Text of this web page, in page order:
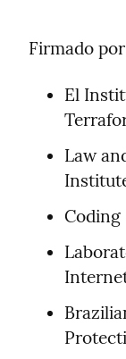
Firmado
El
Law
Coding